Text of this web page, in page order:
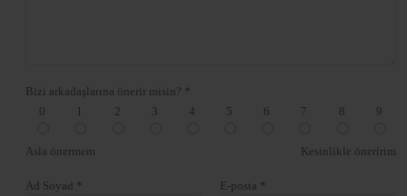
Bizi arkadaşlarına önerir misin? *
0
1 2 3 4 5 6 7 8 9
Asla önermem Kesinlikle öneririm
Ad Soyad * E-posta *